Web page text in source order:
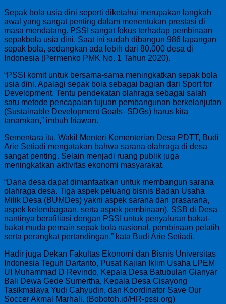
Sepak bola usia dini seperti diketahui merupakan langkah
awal yang sangat penting dalam menentukan prestasi di
masa mendatang. PSSI sangat fokus terhadap pembinaan
sepakbola usia dini. Saat ini sudah dibangun 986 lapangan
sepak bola, sedangkan ada lebih dari 80.000 desa di
Indonesia (Permenko PMK No. 1 Tahun 2020).
“PSSI komit untuk bersama-sama meningkatkan sepak bola
usia dini. Apalagi sepak bola sebagai bagian dari Sport for
Development. Tentu pendekatan olahraga sebagai salah
satu metode pencapaian tujuan pembangunan berkelanjutan
(Sustainable Development Goals–SDGs) harus kita
tanamkan,” imbuh Iriawan.
Sementara itu, Wakil Menteri Kementerian Desa PDTT, Budi
Arie Setiadi mengatakan bahwa sarana olahraga di desa
sangat penting. Selain menjadi ruang publik juga
meningkatkan aktivitas ekonomi masyarakat.
“Dana desa dapat dimanfaatkan untuk membangun sarana
olahraga desa. Tiga aspek peluang bisnis Badan Usaha
Milik Desa (BUMDes) yakni aspek sarana dan prasarana,
aspek kelembagaan, serta aspek pembinaan). SSB di Desa
nantinya berafiliasi dengan PSSI untuk penyaluran bakat-
bakat muda pemain sepak bola nasional, pembinaan pelatih
serta perangkat pertandingan,” kata Budi Arie Setiadi.
Hadir juga Dekan Fakultas Ekonomi dan Bisnis Universitas
Indonesia Teguh Dartanto, Pusat Kajian Iklim Usaha LPEM
UI Muhammad D Revindo, Kepala Desa Batubulan Gianyar
Bali Dewa Gede Sumertha, Kepala Desa Cisayong
Tasikmalaya Yudi Cahyudin, dan Koordinator Save Our
Soccer Akmal Marhali. (Bobotoh.id/HR-pssi.org)